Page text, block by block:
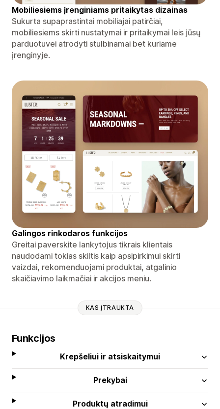
Mobiliesiems įrenginiams pritaikytas dizainas
Sukurta supaprastintai mobiliajai patirčiai,
mobiliesiems skirti nustatymai ir pritaikymai leis jūsų
parduotuvei atrodyti stulbinamai bet kuriame
įrenginyje.
Galingos rinkodaros funkcijos
Greitai paverskite lankytojus tikrais klientais
naudodami tokias skiltis kaip apsipirkimui skirti
vaizdai, rekomenduojami produktai, atgalinio
skaičiavimo laikmačiai ir akcijos meniu.
KAS ĮTRAUKTA
Funkcijos
Krepšeliui ir atsiskaitymui
Prekybai
Produktų atradimui